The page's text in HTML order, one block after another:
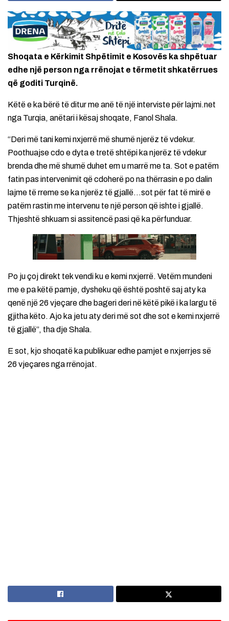
Shoqata e Kërkimit Shpëtimit e Kosovës ka shpëtuar
edhe një person nga rrënojat e tërmetit shkatërrues
që goditi Turqinë.
Këtë e ka bërë të ditur me anë të një interviste për lajmi.net
nga Turqia, anëtari i kësaj shoqate, Fanol Shala.
“Deri më tani kemi nxjerrë më shumë njerëz të vdekur.
Poothuajse cdo e dyta e tretë shtëpi ka njerëz të vdekur
brenda dhe më shumë duhet em u marrë me ta. Sot e patëm
fatin pas intervenimit që cdoherë po na thërrasin e po dalin
lajme të rreme se ka njerëz të gjallë…sot për fat të mirë e
patëm rastin me intervenu te një person që ishte i gjallë.
Thjeshtë shkuam si assitencë pasi që ka përfunduar.
Po ju çoj direkt tek vendi ku e kemi nxjerrë. Vetëm mundeni
me e pa këtë pamje, dysheku që është poshtë saj aty ka
qenë një 26 vjeçare dhe bageri deri në këtë pikë i ka largu të
gjitha këto. Ajo ka jetu aty deri më sot dhe sot e kemi nxjerrë
të gjallë”, tha dje Shala.
E sot, kjo shoqatë ka publikuar edhe pamjet e nxjerrjes së
26 vjeçares nga rrënojat.